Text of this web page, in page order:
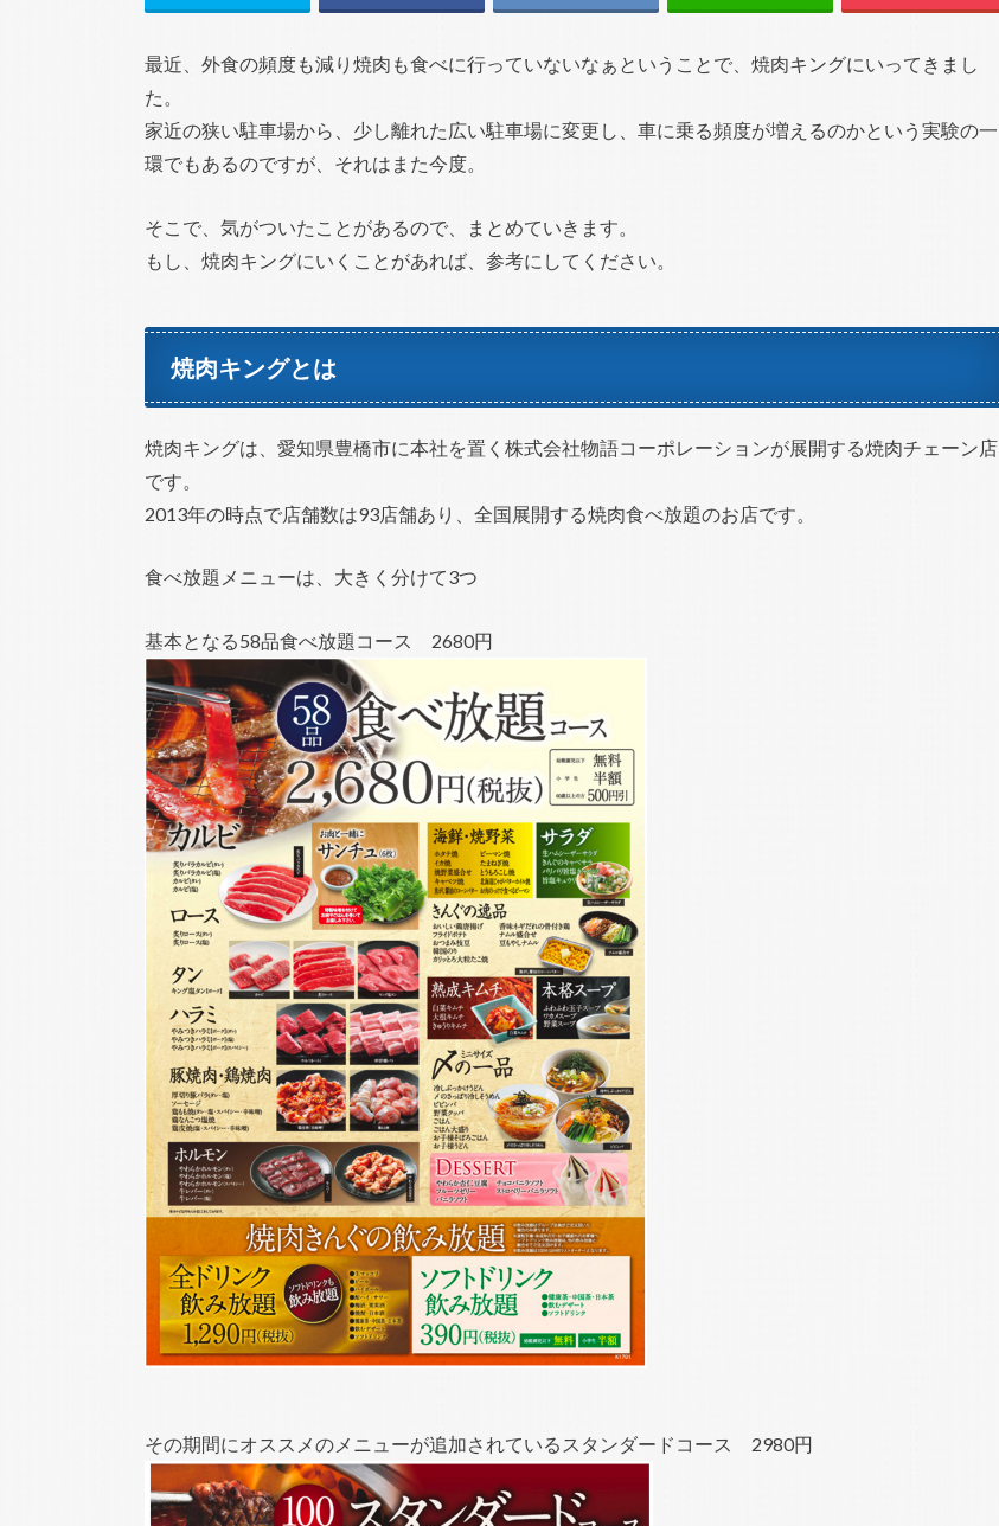
最近、外食の頻度も減り焼肉も食べに行っていないなぁということで、焼肉キングにいってきまし
た。
家近の狭い駐車場から、少し離れた広い駐車場に変更し、車に乗る頻度が増えるのかという実験の一
環でもあるのですが、それはまた今度。
そこで、気がついたことがあるので、まとめていきます。
もし、焼肉キングにいくことがあれば、参考にしてください。
焼肉キングとは
焼肉キングは、愛知県豊橋市に本社を置く株式会社物語コーポレーションが展開する焼肉チェーン店
です。
2013年の時点で店舗数は93店舗あり、全国展開する焼肉食べ放題のお店です。
食べ放題メニューは、大きく分けて3つ
基本となる58品食べ放題コース 2680円
その期間にオススメのメニューが追加されているスタンダードコース 2980円